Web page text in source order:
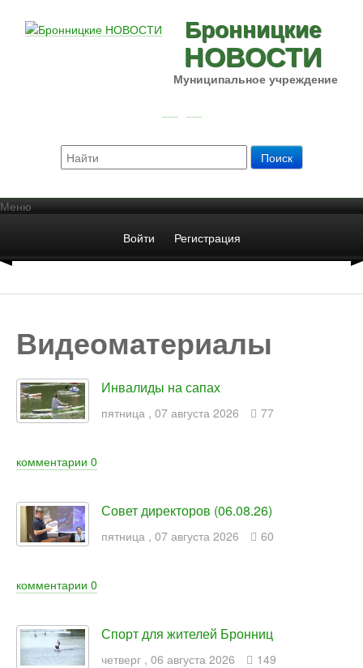
Бронницкие
НОВОСТИ
Муниципальное учреждение
Меню
Войти
Регистрация
Видеоматериалы
Инвалиды на сапах
пятница , 07 августа 2026 77
комментарии 0
Совет директоров (06.08.26)
пятница , 07 августа 2026 60
комментарии 0
Спорт для жителей Бронниц
четверг , 06 августа 2026 149